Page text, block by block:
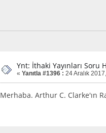
Ynt: İthaki Yayınları Soru
« Yanıtla #1396 : 24 Aralık
Merhaba. Arthur C. Clarke'ın